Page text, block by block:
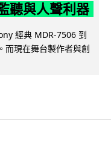
聽與人聲利器
經典 MDR-7506 到
而現在舞台製作者與創